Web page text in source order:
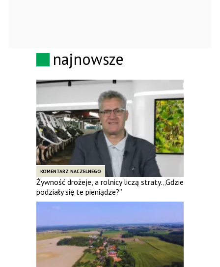
najnowsze
KOMENTARZ NACZELNEGO
Żywność drożeje, a rolnicy liczą straty. „Gdzie
podziały się te pieniądze?”